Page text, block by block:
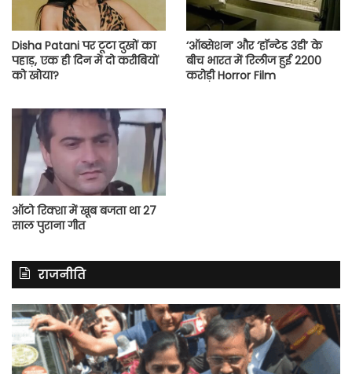
Disha Patani पर टूटा दुखों का
पहाड़, एक ही दिन में दो करीबियों
को खोया?
‘ऑब्सेशन’ और ‘हॉन्टेड 3डी’ के
बीच भारत में रिलीज हुई 2200
करोड़ी Horror Film
ऑटो रिक्शा में खूब बजता था 27
साल पुराना गीत
राजनीति